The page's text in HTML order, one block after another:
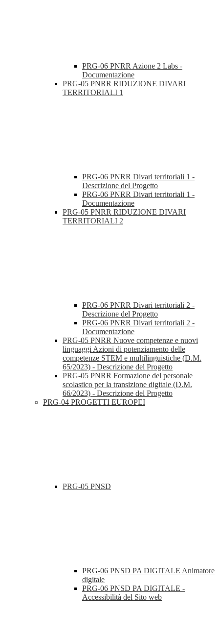
PRG-06 PNRR Azione 2 Labs -
Documentazione
PRG-05 PNRR RIDUZIONE DIVARI
TERRITORIALI 1
PRG-06 PNRR Divari territoriali 1 -
Descrizione del Progetto
PRG-06 PNRR Divari territoriali 1 -
Documentazione
PRG-05 PNRR RIDUZIONE DIVARI
TERRITORIALI 2
PRG-06 PNRR Divari territoriali 2 -
Descrizione del Progetto
PRG-06 PNRR Divari territoriali 2 -
Documentazione
PRG-05 PNRR Nuove competenze e nuovi
linguaggi Azioni di potenziamento delle
competenze STEM e multilinguistiche (D.M.
65/2023) - Descrizione del Progetto
PRG-05 PNRR Formazione del personale
scolastico per la transizione digitale (D.M.
66/2023) - Descrizione del Progetto
PRG-04 PROGETTI EUROPEI
PRG-05 PNSD
PRG-06 PNSD PA DIGITALE Animatore
digitale
PRG-06 PNSD PA DIGITALE -
Accessibilità del Sito web